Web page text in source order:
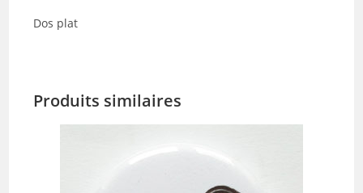
Dos plat
Produits similaires